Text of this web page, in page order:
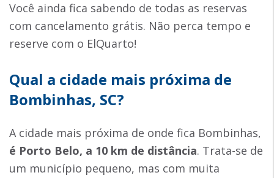
Você ainda fica sabendo de todas as reservas
com cancelamento grátis. Não perca tempo e
reserve com o ElQuarto!
Qual a cidade mais próxima de
Bombinhas, SC?
A cidade mais próxima de onde fica Bombinhas,
é Porto Belo, a 10 km de distância. Trata-se de
um município pequeno, mas com muita